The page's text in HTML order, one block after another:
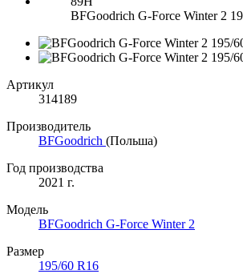
BFGoodrich G-Force Winter 2
Артикул
314189
Производитель
BFGoodrich (Польша)
Год производства
2021 г.
Модель
BFGoodrich G-Force Winter 2
Размер
195/60 R16